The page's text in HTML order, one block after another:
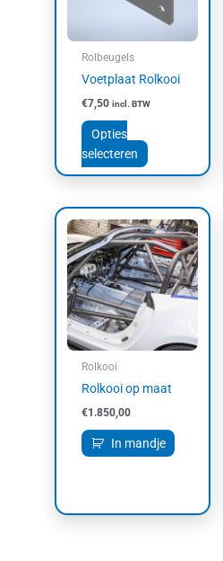
Rolbeugels
Voetplaat Rolkooi
€7,50 incl. BTW
Opties
selecteren
Deze
optie
worden
op
productpagina
Rolkooi
Rolkooi op maat
€1.850,00
In mandje